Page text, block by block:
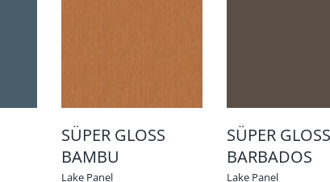
SÜPER GLOSS
BAMBU
Lake Panel
SÜPER GLOSS
BARBADOS
Lake Panel